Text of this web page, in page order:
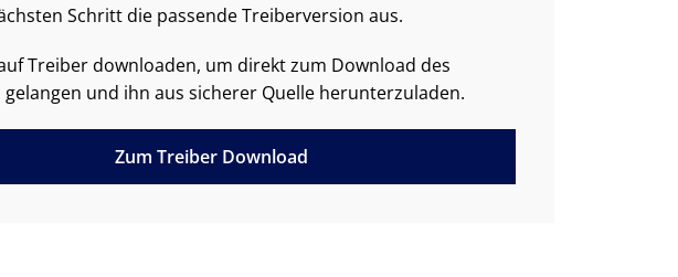
Schritt die passende Treiberversion aus.
Treiber downloaden, um direkt zum Download des
gelangen und ihn aus sicherer Quelle herunterzuladen.
Zum Treiber Download